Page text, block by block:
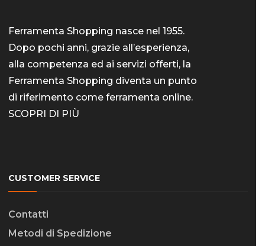
Ferramenta Shopping nasce nel 1955.
Dopo pochi anni, grazie all’esperienza,
alla competenza ed ai servizi offerti, la
Ferramenta Shopping diventa un punto
di riferimento come ferramenta online.
SCOPRI DI PIÙ
CUSTOMER SERVICE
Contatti
Metodi di Spedizione